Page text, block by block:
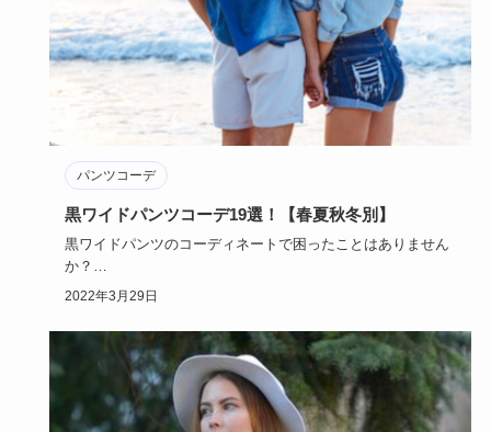
パンツコーデ
黒ワイドパンツコーデ19選！【春夏秋冬別】
黒ワイドパンツのコーディネートで困ったことはありません
か？
黒ワイドパンツといえば、最近ではかなり定番のファッショ
2022年3月29日